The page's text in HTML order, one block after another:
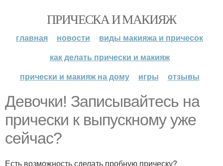
ПРИЧЕСКА И МАКИЯЖ
главная новости
виды макияжа и причесок
как делать прически и макияж
прически и макияж на дому
игры отзывы
Девочки! Записывайтесь на
прически к выпускному уже
сейчас?
Есть возможность сделать пробную прическу?